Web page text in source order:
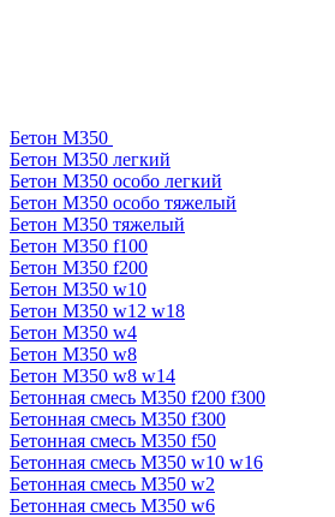
Бетон М350
Бетон М350 легкий
Бетон М350 особо легкий
Бетон М350 особо тяжелый
Бетон М350 тяжелый
Бетон М350 f100
Бетон М350 f200
Бетон М350 w10
Бетон М350 w12 w18
Бетон М350 w4
Бетон М350 w8
Бетон М350 w8 w14
Бетонная смесь М350 f200 f300
Бетонная смесь М350 f300
Бетонная смесь М350 f50
Бетонная смесь М350 w10 w16
Бетонная смесь М350 w2
Бетонная смесь М350 w6